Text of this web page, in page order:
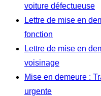
voiture défectueuse
Lettre de mise en
fonction
Lettre de mise en
voisinage
Mise en demeure :
urgente